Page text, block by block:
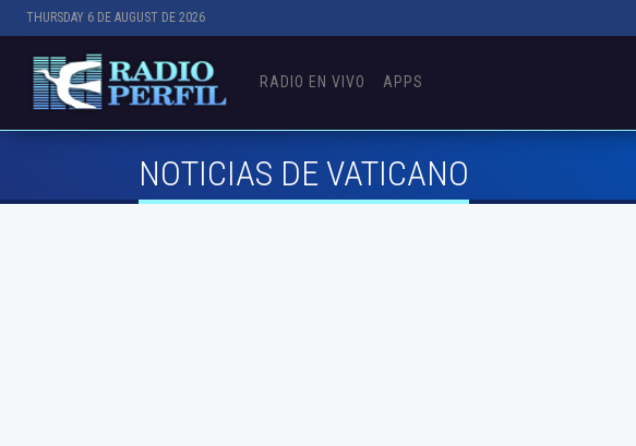
THURSDAY 6 DE AUGUST DE 2026
RADIO EN VIVO APPS
NOTICIAS DE VATICANO